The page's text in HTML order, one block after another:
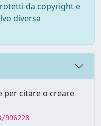
da copyright e
diversa
per citare o creare